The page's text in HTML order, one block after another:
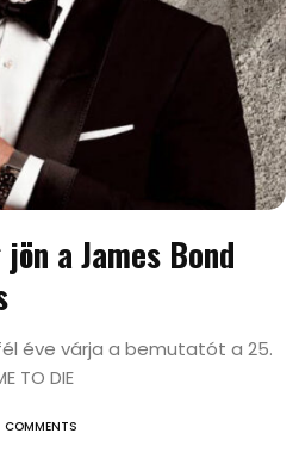
a James Bond
éve várja a bemutatót a 25.
TO DIE
COMMENTS